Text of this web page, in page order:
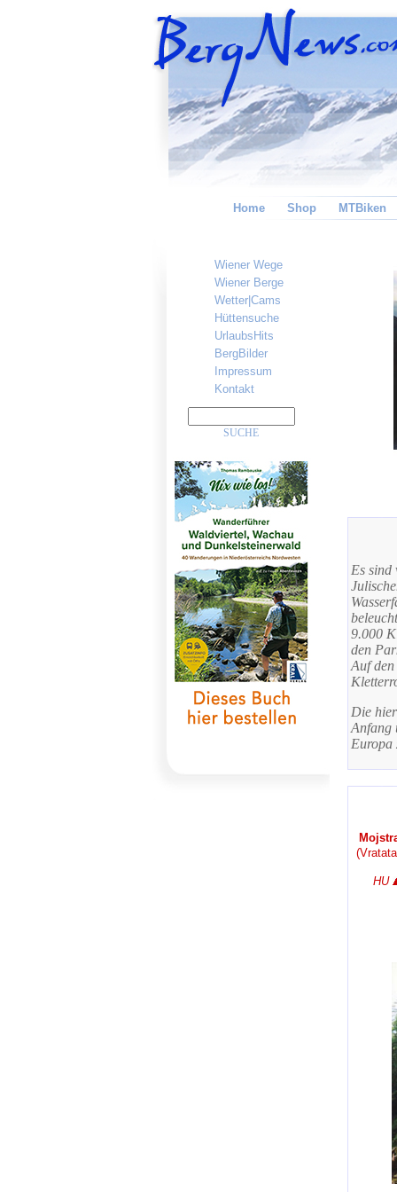
Home Shop MTBiken
Wiener Wege
Wiener Berge
Wetter|Cams
Hüttensuche
UrlaubsHits
BergBilder
Impressum
Kontakt
Es sind
9.000
den
Auf
Die
Anfang
Europa
HU